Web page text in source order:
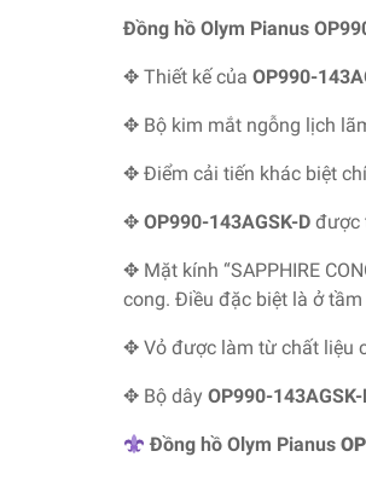
Đồng hồ Olym Pianus
✥ Thiết kế của OP990-
✥ Bộ kim mắt ngỗng lịch
✥ Điểm cải tiến khác biệt
✥ OP990-143AGSK-D được
✥ Mặt kính “SAPPHIRE
cong. Điều đặc biệt là ở
✥ Vỏ được làm từ chất liệu
✥ Bộ dây OP990-143AGSK-
Đồng hồ Olym Pianus